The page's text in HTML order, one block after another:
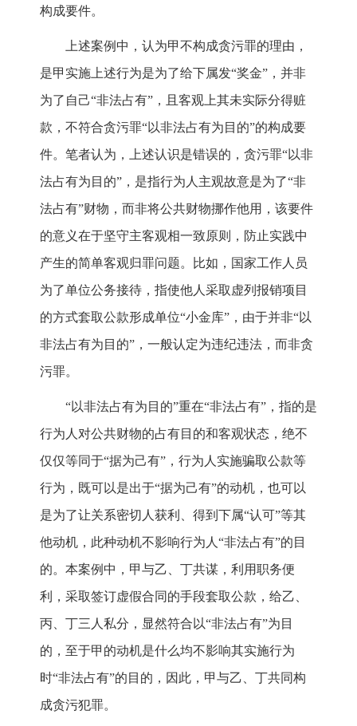
构成要件。
上述案例中，认为甲不构成贪污罪的理由，
是甲实施上述行为是为了给下属发“奖金”，并非
为了自己“非法占有”，且客观上其未实际分得赃
款，不符合贪污罪“以非法占有为目的”的构成要
件。笔者认为，上述认识是错误的，贪污罪“以非
法占有为目的”，是指行为人主观故意是为了“非
法占有”财物，而非将公共财物挪作他用，该要件
的意义在于坚守主客观相一致原则，防止实践中
产生的简单客观归罪问题。比如，国家工作人员
为了单位公务接待，指使他人采取虚列报销项目
的方式套取公款形成单位“小金库”，由于并非“以
非法占有为目的”，一般认定为违纪违法，而非贪
污罪。
“以非法占有为目的”重在“非法占有”，指的是
行为人对公共财物的占有目的和客观状态，绝不
仅仅等同于“据为己有”，行为人实施骗取公款等
行为，既可以是出于“据为己有”的动机，也可以
是为了让关系密切人获利、得到下属“认可”等其
他动机，此种动机不影响行为人“非法占有”的目
的。本案例中，甲与乙、丁共谋，利用职务便
利，采取签订虚假合同的手段套取公款，给乙、
丙、丁三人私分，显然符合以“非法占有”为目
的，至于甲的动机是什么均不影响其实施行为
时“非法占有”的目的，因此，甲与乙、丁共同构
成贪污犯罪。